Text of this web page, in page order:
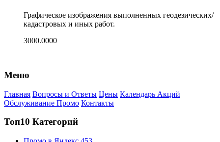
Графическое изображения выполненных геодезических/
кадастровых и иных работ.
3000.0000
Меню
Главная Вопросы и Ответы Цены Календарь Акций
Обслуживание Промо Контакты
Топ10 Категорий